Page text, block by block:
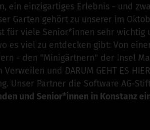
ein einzigartiges Erlebnis - und
Garten gehört zu unserer im
für viele Senior*innen sehr
es viel zu entdecken gibt: Von
- den "Minigärtnern" der Insel
und DARUM GEHT ES
Unser Partner die Software AG-
und Senior*innen in Konstanz